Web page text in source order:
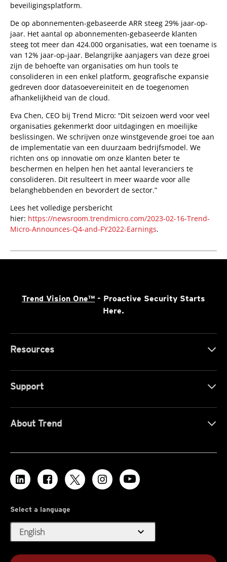
beveiligingsplatform.
De op abonnementen-gebaseerde ARR steeg 29% jaar-op-
jaar. Het aantal op abonnementen-gebaseerde klanten
steeg tot meer dan 424.000 organisaties, wat een toename is
van 12% jaar-op-jaar. Belangrijke aanjagers van deze groei
zijn de behoefte van organisaties om hun tools te
consolideren in een enkel platform, geografische expansie
gedreven door datasoevereiniteit en de toegenomen
afhankelijkheid van de cloud.
Eva Chen, CEO bij Trend Micro: “Dit seizoen werd voor veel
organisaties gekenmerkt door uitdagingen en moeilijke
beslissingen. We schrijven onze winstgevende groei toe aan
de implementatie van een duurzaam bedrijfsmodel. We
richten ons op innovatie om onze klanten beter te
beschermen en helpen hen het aantal leveranciers te
consolideren. Dit resulteert in meer waarde voor alle
belanghebbenden en bevordert de sector.”
Lees het volledige persbericht
hier: https://newsroom.trendmicro.com/2023-02-16-Trend-
Micro-Announces-Q4-and-FY2022-Earnings.
Trend Vision One™ - Proactive Security Starts
Here.
Resources
Support
About Trend
Select a language
English expand_more